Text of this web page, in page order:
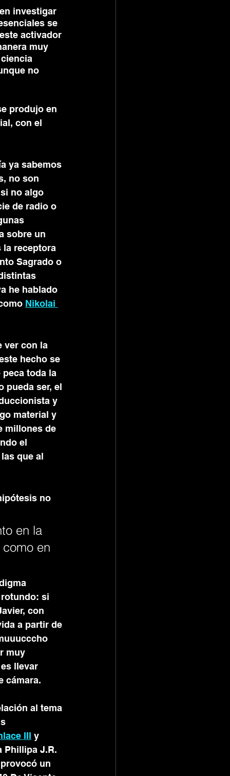
investigar
se
activador
muy
no
produjo en
con el
ya sabemos
no son
no algo
de radio o
sobre un
la receptora
Sagrado o
he hablado
Nikolai
ver con la
hecho se
toda la
pueda ser, el
y
material y
millones de
el
que al
no
en la
en
si
con
a partir de
muy
llevar
cámara.
al tema
III y
Phillipa J.R.
un